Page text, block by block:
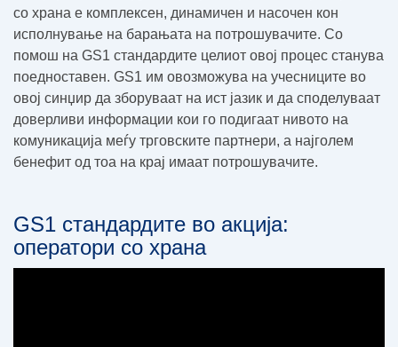
со храна е комплексен, динамичен и насочен кон
исполнување на барањата на потрошувачите. Со
помош на GS1 стандардите целиот овој процес станува
поедноставен. GS1 им овозможува на учесниците во
овој синџир да зборуваат на ист јазик и да споделуваат
доверливи информации кои го подигаат нивото на
комуникација меѓу трговските партнери, а најголем
бенефит од тоа на крај имаат потрошувачите.
GS1 стандардите во акција:
оператори со храна